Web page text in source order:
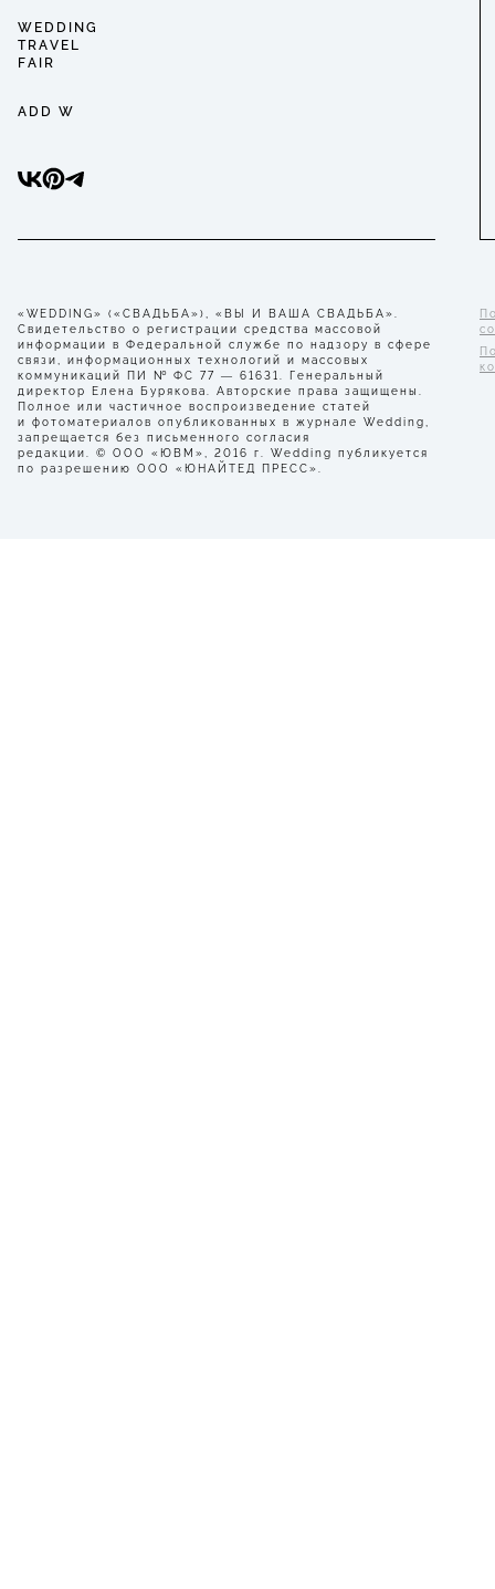
WEDDING
TRAVEL
FAIR
ADD W
«WEDDING» («СВАДЬБА»), «ВЫ И ВАША СВАДЬБА».
Свидетельство о регистрации средства массовой
информации в Федеральной службе по надзору в сфере
связи, информационных технологий и массовых
коммуникаций ПИ № ФС 77 — 61631. Генеральный
директор Елена Бурякова. Авторские права защищены.
Полное или частичное воспроизведение статей
и фотоматериалов опубликованных в журнале Wedding,
запрещается без письменного согласия
редакции. © ООО «ЮВМ», 2016 г. Wedding публикуется
по разрешению ООО «ЮНАЙТЕД ПРЕСС».